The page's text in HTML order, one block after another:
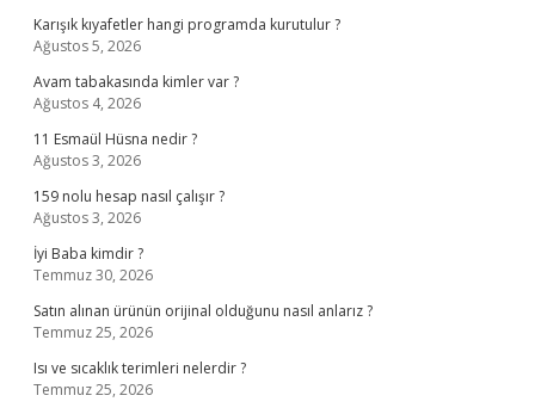
Karışık kıyafetler hangi programda kurutulur ?
Ağustos 5, 2026
Avam tabakasında kimler var ?
Ağustos 4, 2026
11 Esmaül Hüsna nedir ?
Ağustos 3, 2026
159 nolu hesap nasıl çalışır ?
Ağustos 3, 2026
İyi Baba kimdir ?
Temmuz 30, 2026
Satın alınan ürünün orijinal olduğunu nasıl anlarız ?
Temmuz 25, 2026
Isı ve sıcaklık terimleri nelerdir ?
Temmuz 25, 2026